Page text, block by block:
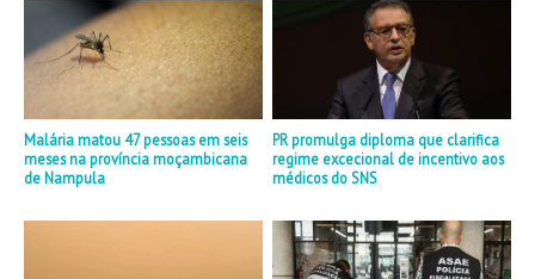
Malária matou 47 pessoas em seis
meses na província moçambicana
de Nampula
PR promulga diploma que clarifica
regime excecional de incentivo aos
médicos do SNS